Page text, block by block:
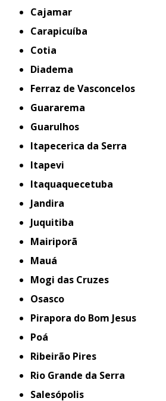
Cajamar
Carapicuíba
Cotia
Diadema
Ferraz de Vasconcelos
Guararema
Guarulhos
Itapecerica da Serra
Itapevi
Itaquaquecetuba
Jandira
Juquitiba
Mairiporã
Mauá
Mogi das Cruzes
Osasco
Pirapora do Bom Jesus
Poá
Ribeirão Pires
Rio Grande da Serra
Salesópolis